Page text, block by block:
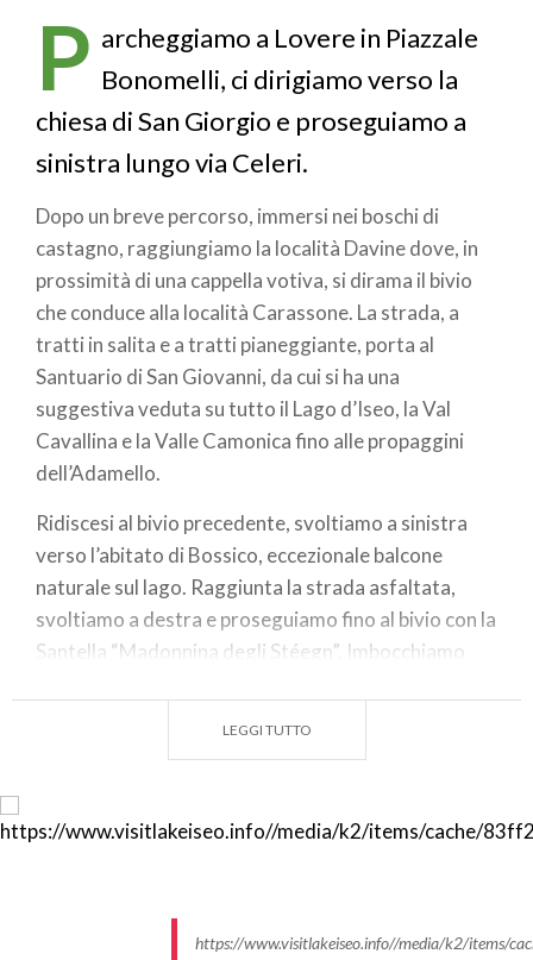
pane
P archeggiamo a Lovere in Piazzale
Bonomelli, ci dirigiamo verso la
chiesa di San Giorgio e proseguiamo a
sinistra lungo via Celeri.
Dopo un breve percorso, immersi nei boschi di
castagno, raggiungiamo la località Davine dove, in
prossimità di una cappella votiva, si dirama il bivio
che conduce alla località Carassone. La strada, a
tratti in salita e a tratti pianeggiante, porta al
Santuario di San Giovanni, da cui si ha una
suggestiva veduta su tutto il Lago d’Iseo, la Val
Cavallina e la Valle Camonica fino alle propaggini
dell’Adamello.
Ridiscesi al bivio precedente, svoltiamo a sinistra
verso l’abitato di Bossico, eccezionale balcone
naturale sul lago. Raggiunta la strada asfaltata,
svoltiamo a destra e proseguiamo fino al bivio con la
Santella “Madonnina degli Stéegn”. Imbocchiamo
trasformarsi in un sentiero che attraverso il bosco
Attraversato il centro storico, seguiamo la strada
LEGGI TUTTO
https://www.visitlakeiseo.info//media/k2/items/